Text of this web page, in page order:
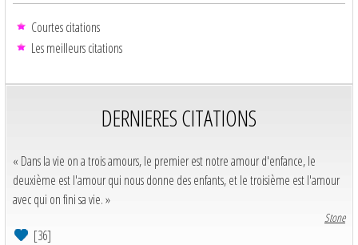
Courtes citations
Les meilleurs citations
DERNIERES CITATIONS
« Dans la vie on a trois amours, le premier est notre amour d'enfance, le
deuxième est l'amour qui nous donne des enfants, et le troisième est l'amour
avec qui on fini sa vie. »
Stone
[36]